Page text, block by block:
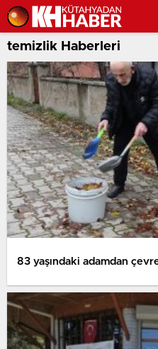
temizlik Haberleri
83 yaşındaki adamdan